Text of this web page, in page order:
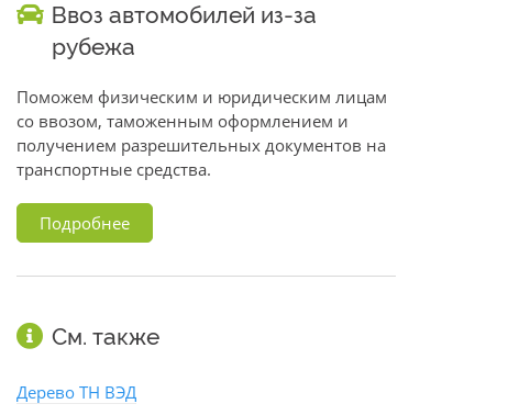
Ввоз автомобилей из-за
рубежа
Поможем физическим и юридическим лицам
со ввозом, таможенным оформлением и
получением разрешительных документов на
транспортные средства.
Подробнее
См. также
Дерево ТН ВЭД